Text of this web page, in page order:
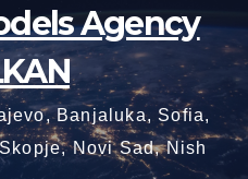
Agency
Banjaluka, Sofia,
Novi Sad, Nish